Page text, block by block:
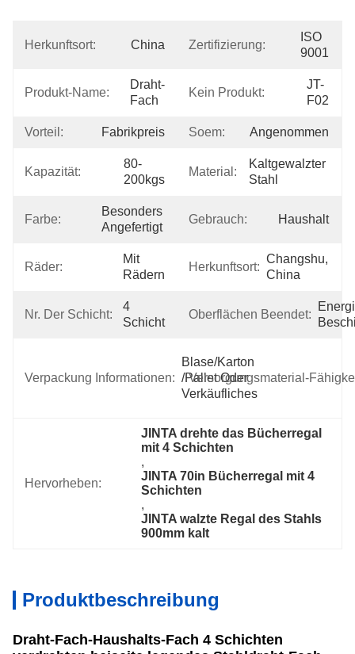
Herkunftsort: China Zertifizierung:
ISO
9001
Produkt-Name:
Draht-
Fach
Kein Produkt:
JT-
F02
Vorteil: Fabrikpreis Soem: Angenommen
Kapazität:
80-
200kgs
Material:
Kaltgewalzter
Stahl
Farbe:
Besonders
Angefertigt
Gebrauch: Haushalt
Räder:
Mit
Rädern
Herkunftsort:
Changshu,
China
Nr. Der Schicht:
4
Schicht
Oberflächen Beendet:
Verpackung Informationen:
Blase/Karton
/pallet Oder
Verkäufliches
Versorgungsmaterial-
Hervorheben:
JINTA drehte das Bücherregal
mit 4 Schichten
,
JINTA 70in Bücherregal mit 4
Schichten
,
JINTA walzte Regal des Stahls
900mm kalt
Produktbeschreibung
Draht-Fach-Haushalts-Fach 4 Schichten